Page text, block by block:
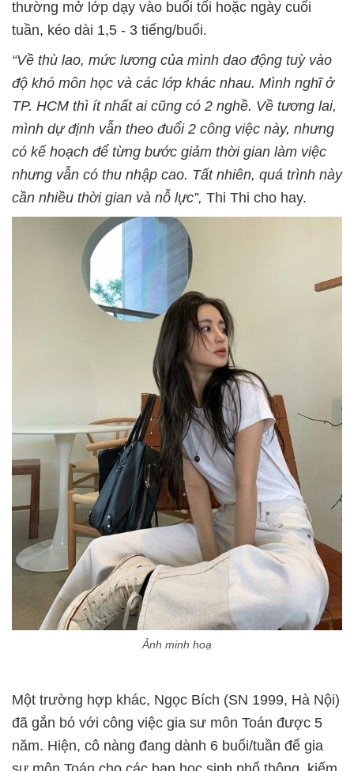
thường mở lớp dạy vào buổi tối hoặc ngày cuối
tuần, kéo dài 1,5 - 3 tiếng/buổi.
“Về thù lao, mức lương của mình dao động tuỳ vào
độ khó môn học và các lớp khác nhau. Mình nghĩ ở
TP. HCM thì ít nhất ai cũng có 2 nghề. Về tương lai,
mình dự định vẫn theo đuổi 2 công việc này, nhưng
có kế hoạch để từng bước giảm thời gian làm việc
nhưng vẫn có thu nhập cao. Tất nhiên, quá trình này
cần nhiều thời gian và nỗ lực”, Thi Thi cho hay.
Ảnh minh hoạ
Một trường hợp khác, Ngọc Bích (SN 1999, Hà Nội)
đã gắn bó với công việc gia sư môn Toán được 5
năm. Hiện, cô nàng đang dành 6 buổi/tuần để gia